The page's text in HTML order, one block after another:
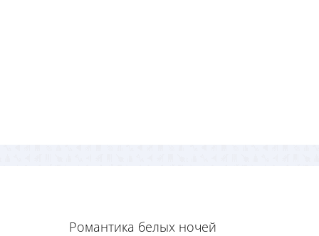
Романтика белых ночей